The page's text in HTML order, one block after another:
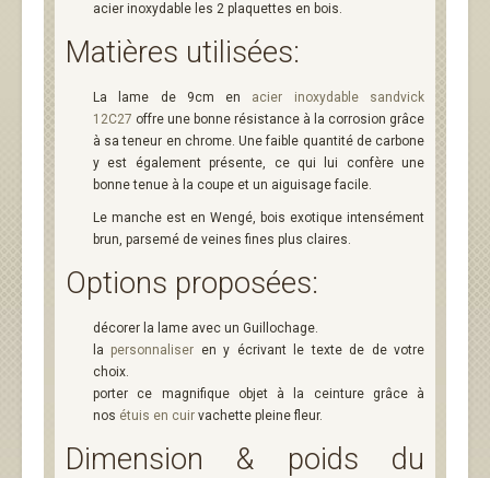
acier inoxydable les 2 plaquettes en bois.
Matières utilisées:
La lame de 9cm en acier inoxydable sandvick
12C27 offre une bonne résistance à la corrosion grâce
à sa teneur en chrome. Une faible quantité de carbone
y est également présente, ce qui lui confère une
bonne tenue à la coupe et un aiguisage facile.
Le manche est en Wengé, bois exotique intensément
brun, parsemé de veines fines plus claires.
Options proposées:
décorer la lame avec un Guillochage.
la personnaliser en y écrivant le texte de de votre
choix.
porter ce magnifique objet à la ceinture grâce à
nos étuis en cuir vachette pleine fleur.
Dimension & poids du